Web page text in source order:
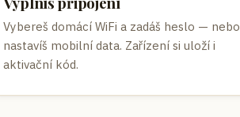
Vybereš domácí WiFi a zadáš heslo — nebo
nastavíš mobilní data. Zařízení si uloží i
aktivační kód.